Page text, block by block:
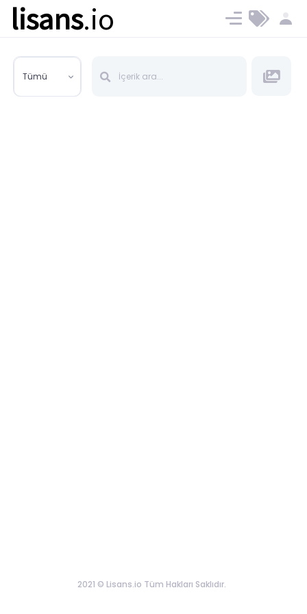
lisans.io Ücret ve Planlar
Tümü
2021 © Lisans.io Tüm Hakları Saklıdır.